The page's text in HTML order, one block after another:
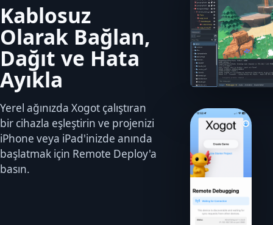
Kablosuz
Olarak Bağlan,
Dağıt ve Hata
Ayıkla
Yerel ağınızda Xogot çalıştıran
bir cihazla eşleştirin ve projenizi
iPhone veya iPad'inizde anında
başlatmak için Remote Deploy'a
basın.